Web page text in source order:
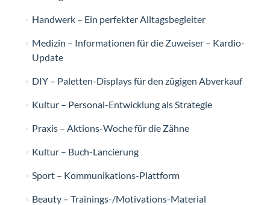
Handwerk – Ein perfekter Alltagsbegleiter
Medizin – Informationen für die Zuweiser – Kardio-
Update
DIY – Paletten-Displays für den zügigen Abverkauf
Kultur – Personal-Entwicklung als Strategie
Praxis – Aktions-Woche für die Zähne
Kultur – Buch-Lancierung
Sport – Kommunikations-Plattform
Beauty – Trainings-/Motivations-Material